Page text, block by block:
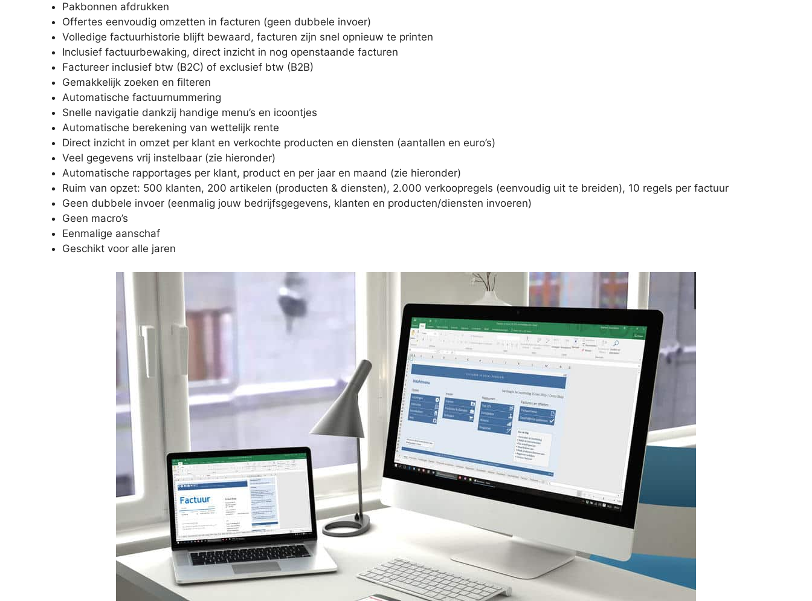
Pakbonnen afdrukken
Offertes eenvoudig omzetten in facturen (geen dubbele invoer)
Volledige factuurhistorie blijft bewaard, facturen zijn snel opnieuw te printen
Inclusief factuurbewaking, direct inzicht in nog openstaande facturen
Factureer inclusief btw (B2C) of exclusief btw (B2B)
Gemakkelijk zoeken en filteren
Automatische factuurnummering
Snelle navigatie dankzij handige menu’s en icoontjes
Automatische berekening van wettelijk rente
Direct inzicht in omzet per klant en verkochte producten en diensten (aantallen en euro’s)
Veel gegevens vrij instelbaar (zie hieronder)
Automatische rapportages per klant, product en per jaar en maand (zie hieronder)
Ruim van opzet: 500 klanten, 200 artikelen (producten & diensten), 2.000 verkoopregels (eenvoudig uit te breiden), 10 regels per factuur
Geen dubbele invoer (eenmalig jouw bedrijfsgegevens, klanten en producten/diensten invoeren)
Geen macro’s
Eenmalige aanschaf
Geschikt voor alle jaren